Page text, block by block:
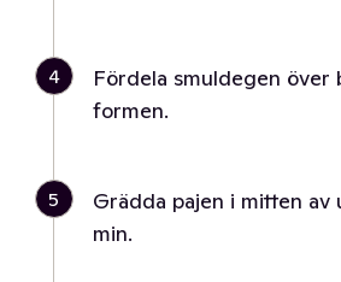
4
Fördela smuldegen över
formen.
5
Grädda pajen i mitten av
min.